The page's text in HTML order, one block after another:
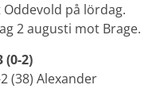
på lördag.
2 augusti mot Brage.
(0-2)
(38) Alexander